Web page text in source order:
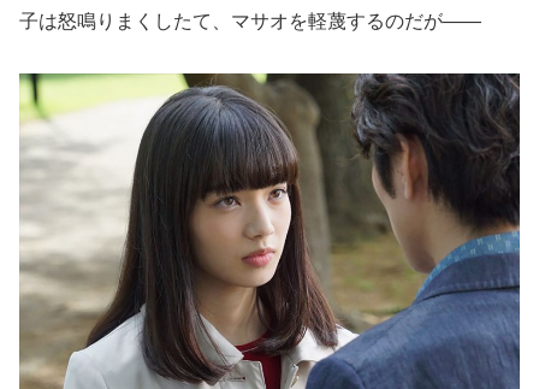
子は怒鳴りまくしたて、マサオを軽蔑するのだが――